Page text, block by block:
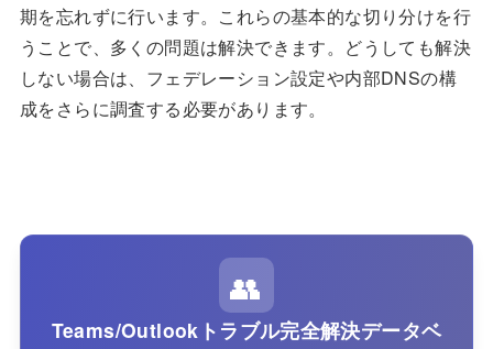
期を忘れずに行います。これらの基本的な切り分けを行
うことで、多くの問題は解決できます。どうしても解決
しない場合は、フェデレーション設定や内部DNSの構
成をさらに調査する必要があります。
👥
Teams/Outlookトラブル完全解決データベ